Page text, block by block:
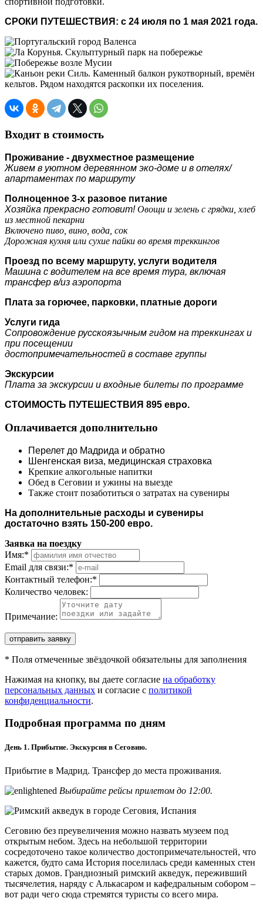
СРОКИ ПУТЕШЕСТВИЯ: с 24 июля по 1 мая 2021 года.
Входит в стоимость
Проживание - двухместное размещение
Живем в уютном деревянном эко-доме и в отелях/
апартаментахпо маршруту
Полноценное 3-х разовое питание
Хозяйка прекрасно готовит!Овощи и зелень с грядки, хлеб
из местной пекарни
Включено пиво, вино, вода, сок
Дорожная кухня или сухие пайки во время треккингов
Проезд по всему маршруту, услуги водителя
Машина с водителем на все время тура, включая
трансфер в/из аэропорта
Плата за горючее, парковки, платные дороги
Услуги гида
Сопровождение русскоязычным гидом на треккингах и
при посещении
достопримечательностей в составе группы
Экскурсии
Плата за экскурсии и входные билеты по программе
СТОИМОСТЬ ПУТЕШЕСТВИЯ 895 евро.
Оплачивается дополнительно
Перелет до Мадрида и обратно
Шенгенская виза, медицинская страховка
Крепкие алкогольные напитки
Обед в Сеговии и ужины на выезде
Также стоит позаботиться о затратах на сувениры
На дополнительные расходы и сувениры
достаточно взять 150-200 евро.
Заявка на поездку
Имя:*
Email для связи:*
Контактный телефон:*
Количество человек:
Примечание:
отправить заявку
* Поля отмеченные звёздочкой обязательны для заполнения
Нажимая на кнопку, вы даете согласие на обработку
персональных данных и согласие с политикой
конфиденциальности.
Подробная программа по дням
День 1. Прибытие. Экскурсия в Сеговию.
Прибытие в Мадрид. Трансфер до места проживания.
Выбирайте рейсы прилетом до 12:00.
Сеговию без преувеличения можно назвать музеем под
открытым небом. Здесь на небольшой территории
сосредоточено такое количество достопримечательностей, что
кажется, будто сама История поселилась среди каменных стен
старых домов. Грандиозный римский акведук, переживший
тысячелетия, наряду с Алькасаром и кафедральным собором –
вот ради чего сюда стремятся туристы со всего мира.